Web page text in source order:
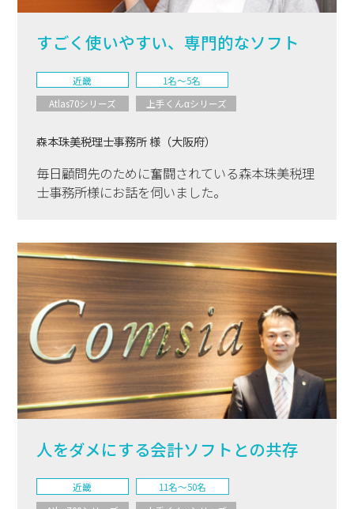
すごく使いやすい、専門的なソフト
近畿
1名〜5名
Atlas70シリーズ
上手くんαシリーズ
森本珠美税理士事務所 様（大阪府）
毎日顧問先のために奮闘されている森本珠美税理
士事務所様にお話を伺いました。
人をダメにする会計ソフトとの共存
近畿
11名〜50名